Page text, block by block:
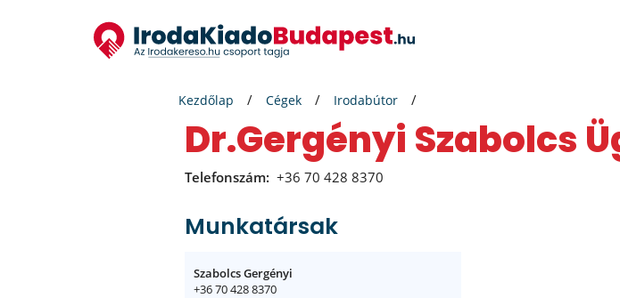
Kezdőlap Cégek Irodabútor
Dr.Gergényi Szabolcs
Telefonszám: +36 70 428 8370
Munkatársak
Szabolcs Gergényi
+36 70 428 8370